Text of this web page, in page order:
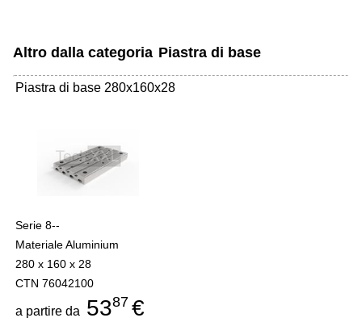
Altro dalla categoria Piastra di base
Piastra di base 280x160x28
Serie 8--
Materiale Aluminium
280 x 160 x 28
CTN 76042100
a partire da 5387 €